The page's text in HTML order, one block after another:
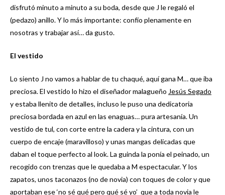
disfrutó minuto a minuto a su boda, desde que J le regaló el
(pedazo) anillo. Y lo más importante: confío plenamente en
nosotras y trabajar así… da gusto.
El vestido
Lo siento J no vamos a hablar de tu chaqué, aquí gana M… que iba
preciosa. El vestido lo hizo el diseñador malagueño Jesús Segado
y estaba llenito de detalles, incluso le puso una dedicatoria
preciosa bordada en azul en las enaguas… pura artesanía. Un
vestido de tul, con corte entre la cadera y la cintura, con un
cuerpo de encaje (maravilloso) y unas mangas delicadas que
daban el toque perfecto al look. La guinda la ponía el peinado, un
recogido con trenzas que le quedaba a M espectacular. Y los
zapatos, unos taconazos (no de novia) con toques de color y que
aportaban ese ‘no sé qué pero qué sé yo’ que a toda novia le